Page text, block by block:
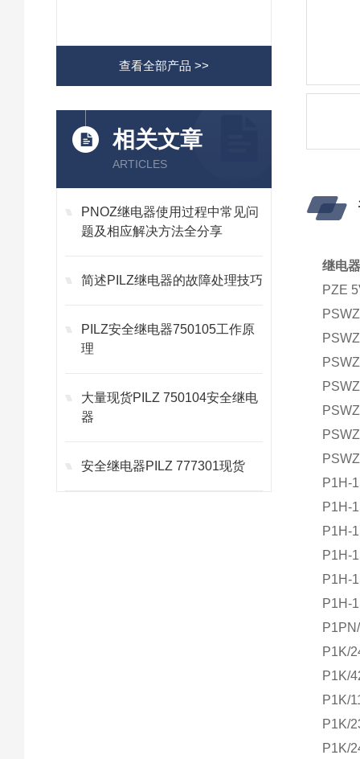
查看全部产品 >>
相关文章
ARTICLES
PNOZ继电器使用过程中常见问
题及相应解决方法全分享
简述PILZ继电器的故障处理技巧
PILZ安全继电器750105工作原
理
大量现货PILZ 750104安全继电
器
安全继电器PILZ 777301现货
继电
PZE
P1H-
P1H-
P1H-
P1H-
P1H-
P1H-
P1K/
P1K/
P1K/
P1K/
P1K/